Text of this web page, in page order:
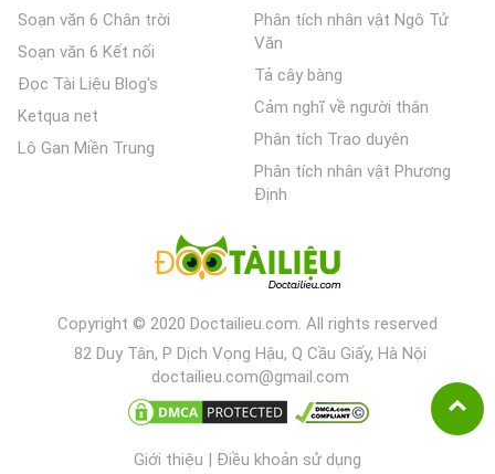
Soạn văn 6 Chân trời
Soạn văn 6 Kết nối
Đọc Tài Liệu Blog's
Ketqua net
Lô Gan Miền Trung
Phân tích nhân vật Ngô Tử
Văn
Tả cây bàng
Cảm nghĩ về người thân
Phân tích Trao duyên
Phân tích nhân vật Phương
Định
Copyright © 2020 Doctailieu.com. All rights reserved
82 Duy Tân, P Dịch Vọng Hậu, Q Cầu Giấy, Hà Nội
doctailieu.com@gmail.com
Giới thiệu Điều khoản sử dụng